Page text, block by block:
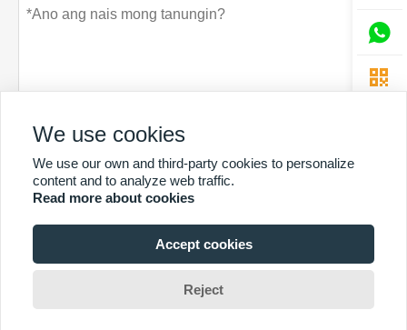
Ipasa Patakaran sa privacy
MAS MARAMING SERBISYO
Copyright Ni © Guangzhou Chunke Environmental Technology Co.


We use cookies
We use our own and third-party cookies to personalize
content and to analyze web traffic.
Read more about cookies
Accept cookies
Reject